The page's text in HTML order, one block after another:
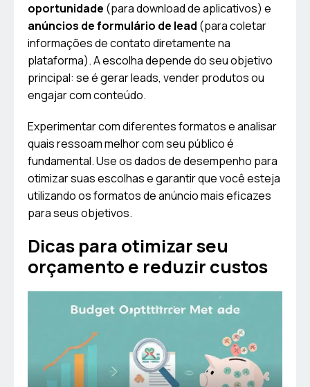
oportunidade (para download de aplicativos) e
anúncios de formulário de lead (para coletar
informações de contato diretamente na
plataforma). A escolha depende do seu objetivo
principal: se é gerar leads, vender produtos ou
engajar com conteúdo.
Experimentar com diferentes formatos e analisar
quais ressoam melhor com seu público é
fundamental. Use os dados de desempenho para
otimizar suas escolhas e garantir que você esteja
utilizando os formatos de anúncio mais eficazes
para seus objetivos.
Dicas para otimizar seu
orçamento e reduzir custos